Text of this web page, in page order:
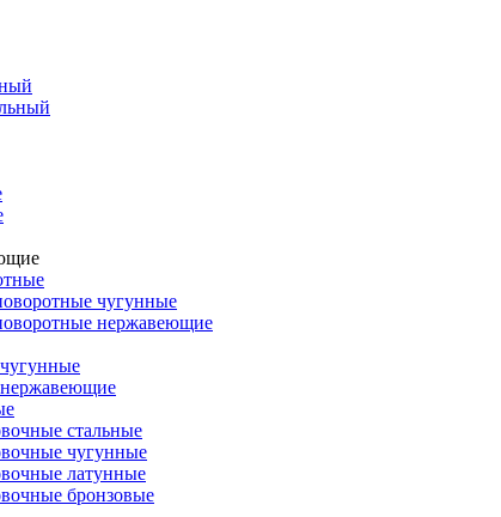
чугунные
нержавеющие
стальные
чугунные
латунные
бронзовые